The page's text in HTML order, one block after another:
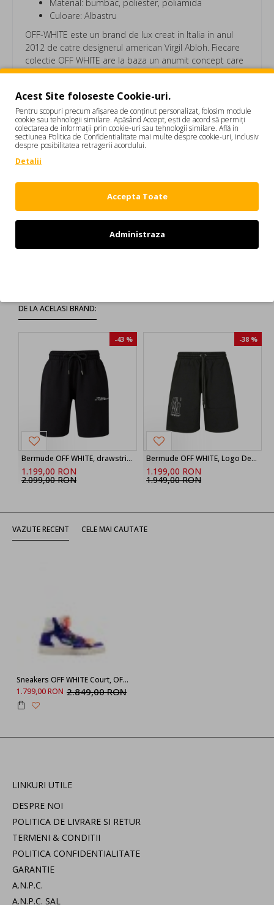
Material: bumbac, poliester, poliamida
Culoare: Albastru
OFF-WHITE este un brand de lux creat in Italia in anul
2012 de catre designerul american Virgil Abloh. Fiecare
colectie OFF WHITE are la baza un anumit concept care
este adaptat de la sezon la sezon.
Sneakers OFF WHITE Court, OFF-COURT, Blue Leather
OWIA112F22LEA0010135 SNEAKERS FEMEI
DE LA ACELASI BRAND:
-43 %
Bermude OFF WHITE, drawstring printed shorts
1.199,00 RON
2.099,00 RON
-38 %
Bermude OFF WHITE, Logo Detailed Drawstring Shorts
1.199,00 RON
1.949,00 RON
VAZUTE RECENT CELE MAI CAUTATE
Sneakers OFF WHITE Court, OFF-COURT, Blue Leather
1.799,00 RON 2.849,00 RON
LINKURI UTILE
DESPRE NOI
POLITICA DE LIVRARE SI RETUR
TERMENI & CONDITII
POLITICA CONFIDENTIALITATE
GARANTIE
A.N.P.C.
A.N.P.C. SAL
Acest Site foloseste Cookie-uri.
Pentru scopuri precum afișarea de conținut personalizat, folosim module
cookie sau tehnologii similare. Apăsând Accept, ești de acord să permiți
colectarea de informații prin cookie-uri sau tehnologii similare. Află in
sectiunea Politica de Confidentialitate mai multe despre cookie-uri, inclusiv
despre posibilitatea retragerii acordului.
Detalii
Accepta Toate
Administraza